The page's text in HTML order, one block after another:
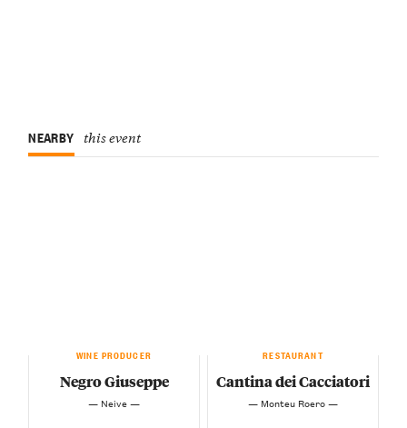
NEARBY this event
WINE PRODUCER
Negro Giuseppe
— Neive —
RESTAURANT
Cantina dei Cacciatori
— Monteu Roero —